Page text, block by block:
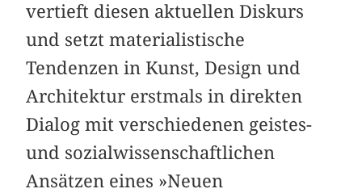
vertieft diesen aktuellen Diskurs
und setzt materialistische
Tendenzen in Kunst, Design und
Architektur erstmals in direkten
Dialog mit verschiedenen geistes-
und sozialwissenschaftlichen
Ansätzen eines »Neuen